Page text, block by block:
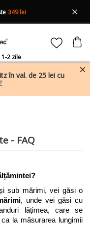
2 zile
349 lei
în val. de 25 lei cu
- FAQ
sub mărimi, vei găsi o
, unde vei găsi cu
lățimea, care se
la măsurarea lungimii